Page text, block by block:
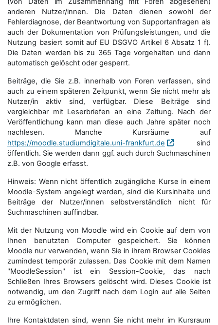
anderen Nutzer/innen. Die Daten dienen sowohl der
Fehlerdiagnose, der Beantwortung von Supportanfragen als
auch der Dokumentation von Prüfungsleistungen, und die
Nutzung basiert somit auf EU DSGVO Artikel 6 Absatz 1 f).
Die Daten werden bis zu 365 Tage vorgehalten und dann
automatisch gelöscht oder gesperrt.
Beiträge, die Sie z.B. innerhalb von Foren verfassen, sind
auch zu einem späteren Zeitpunkt, wenn Sie nicht mehr als
Nutzer/in aktiv sind, verfügbar. Diese Beiträge sind
vergleichbar mit Leserbriefen an eine Zeitung. Nach der
Veröffentlichung kann man diese auch Jahre später noch
nachlesen. Manche Kursräume auf
https://moodle.studiumdigitale.uni-frankfurt.de
sind
öffentlich. Sie werden dann ggf. auch durch Suchmaschinen
z.B. von Google erfasst.
Hinweis: Wenn nicht öffentlich zugängliche Kurse in einem
Moodle-System angelegt werden, sind die Kursinhalte und
Beiträge der Nutzer/innen selbstverständlich nicht für
Suchmaschi­nen auffindbar.
Mit der Nutzung von Moodle wird ein Cookie auf dem von
Ihnen benutzten Computer gespeichert. Sie können
Moodle nur verwenden, wenn Sie in ihrem Browser Cookies
zumindest temporär zulassen. Das Cookie mit dem Namen
"MoodleSession" ist ein Session-Cookie, das nach
Schließen Ihres Browsers gelöscht wird. Dieses Cookie ist
notwendig, um den Zugriff nach dem Login auf alle Seiten
zu ermöglichen.
Ihre Kontaktdaten sind, wenn Sie nicht mehr im Kursraum